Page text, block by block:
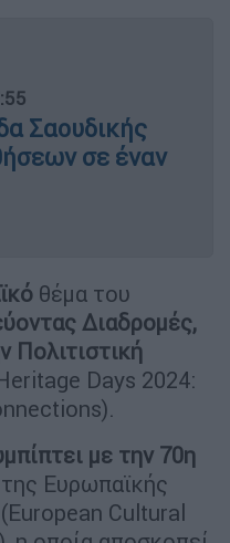
Σαουδικής
σε έναν
θέμα του
Διαδρομές,
Πολιτιστική
Days 2024:
με την 70η
Ευρωπαϊκής
Cultural